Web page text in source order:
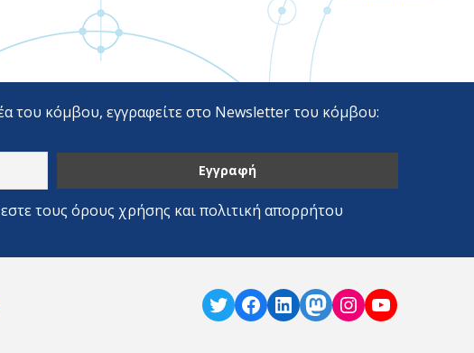
του κόμβου, εγγραφείτε στο Newsletter του κόμβου:
τους όρους χρήσης και πολιτική απορρήτου